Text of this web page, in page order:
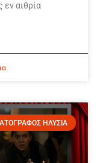
αιθρία
ΗΛΥΣΙΑ